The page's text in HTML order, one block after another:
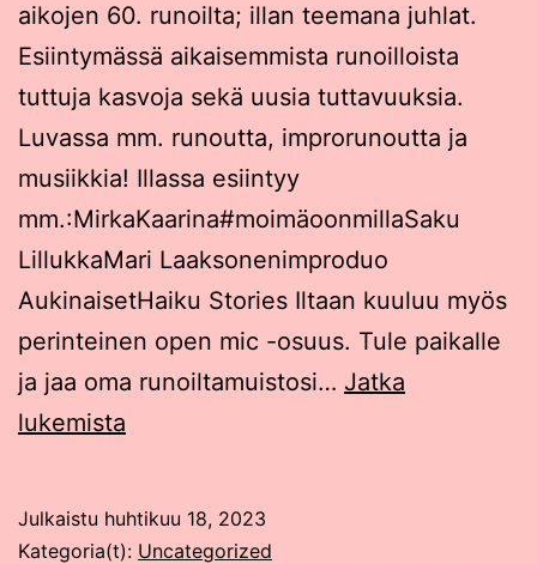
aikojen 60. runoilta; illan teemana juhlat.
Esiintymässä aikaisemmista runoilloista
tuttuja kasvoja sekä uusia tuttavuuksia.
Luvassa mm. runoutta, improrunoutta ja
musiikkia! Illassa esiintyy
mm.:MirkaKaarina#moimäoonmillaSaku
LillukkaMari Laaksonenimproduo
AukinaisetHaiku Stories Iltaan kuuluu myös
perinteinen open mic -osuus. Tule paikalle
ja jaa oma runoiltamuistosi… Jatka
lukemista
Teatterilla
Julkaistu huhtikuu 18, 2023
Kategoria(t): Uncategorized